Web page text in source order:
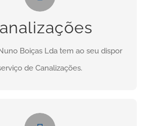
Boiças Lda tem ao seu dispor
de Canalizações.
deste serviços? Clique no botão
abaixo:
CONTACTO
Electricidade